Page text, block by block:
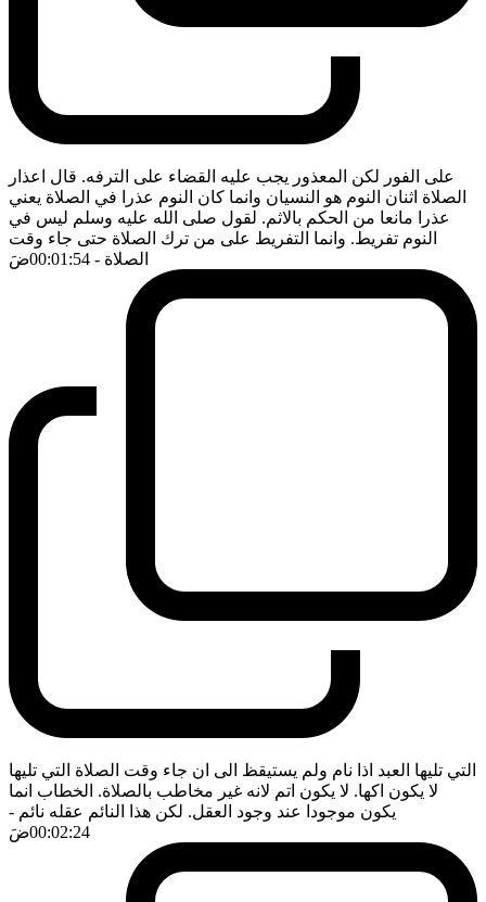
على الفور لكن المعذور يجب عليه القضاء على الترفه. قال اعذار
الصلاة اثنان النوم هو النسيان وانما كان النوم عذرا في الصلاة يعني
عذرا مانعا من الحكم بالاثم. لقول صلى الله عليه وسلم ليس في
النوم تفريط. وانما التفريط على من ترك الصلاة حتى جاء وقت
الصلاة - 00:01:54 ضَ
التي تليها العبد اذا نام ولم يستيقظ الى ان جاء وقت الصلاة التي تليها
لا يكون اكها. لا يكون اتم لانه غير مخاطب بالصلاة. الخطاب انما
يكون موجودا عند وجود العقل. لكن هذا النائم عقله نائم -
00:02:24ضَ